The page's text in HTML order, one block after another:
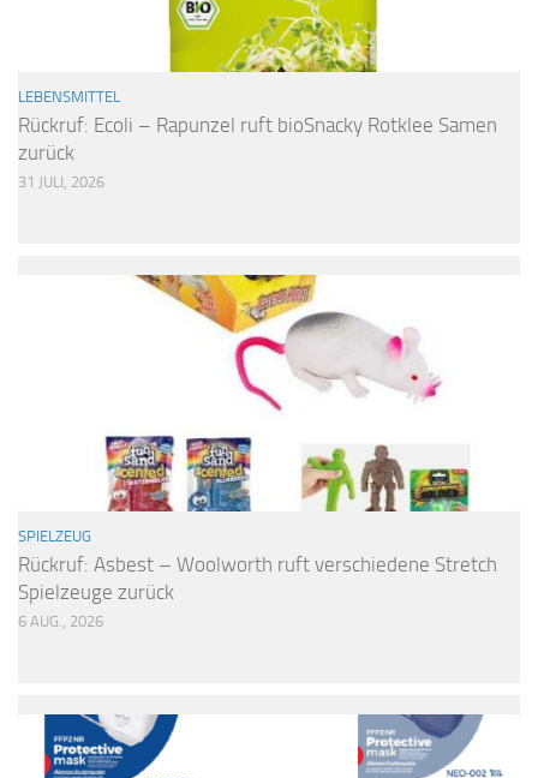
LEBENSMITTEL
Rückruf: Ecoli – Rapunzel ruft bioSnacky Rotklee Samen
zurück
31 JULI, 2026
SPIELZEUG
Rückruf: Asbest – Woolworth ruft verschiedene Stretch
Spielzeuge zurück
6 AUG., 2026